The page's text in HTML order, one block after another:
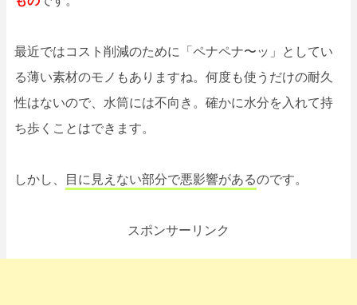
最近ではコスト削減のために「ペナペナ〜ッ」としてい
る薄い素材のモノもありますね。何度も使うだけの耐久
性はないので、水筒には不向き。確かに水分を入れて持
ち歩くことはできます。
しかし、 目に見えない部分で悪影響があるのです。
スポンサーリンク